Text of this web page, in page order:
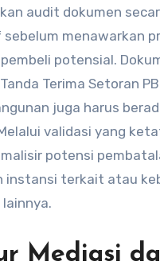
audit dokumen
menawarkan
potensial.
Terima Setoran
juga harus
validasi yang
potensi
instansi terkait atau
Mediasi